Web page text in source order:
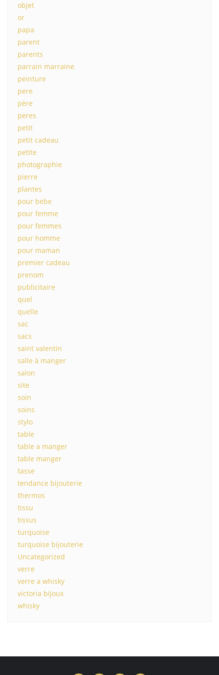
objet
or
papa
parent
parents
parrain marraine
peinture
pere
père
peres
petit
petit cadeau
petite
photographie
pierre
plantes
pour bebe
pour femme
pour femmes
pour homme
pour maman
premier cadeau
prenom
publicitaire
quel
quelle
sac
sacs
saint valentin
salle à manger
salon
site
soin
soins
stylo
table
table a manger
table manger
tasse
tendance bijouterie
thermos
tissu
tissus
turquoise
turquoise bijouterie
Uncategorized
verre
verre a whisky
victoria bijoux
whisky